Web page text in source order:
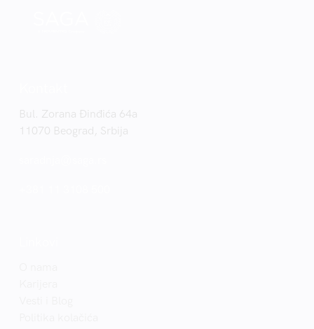
Bul. Zorana Đinđića 64a
11070 Beograd, Srbija